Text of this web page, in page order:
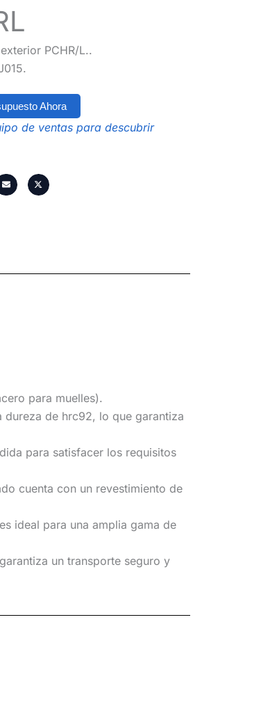
PCHR/L..
Ahora
de ventas para descubrir
para muelles).
dureza de hrc92, lo que garantiza
para satisfacer los requisitos
cuenta con un revestimiento de
ideal para una amplia gama de
un transporte seguro y